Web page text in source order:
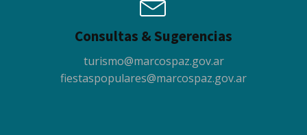
Consultas & Sugerencias
turismo@marcospaz.gov.ar
fiestaspopulares@marcospaz.gov.ar